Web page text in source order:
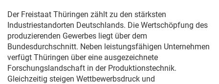
Der Freistaat Thüringen zählt zu den stärksten
Industriestandorten Deutschlands. Die Wertschöpfung des
produzierenden Gewerbes liegt über dem
Bundesdurchschnitt. Neben leistungsfähigen Unternehmen
verfügt Thüringen über eine ausgezeichnete
Forschungslandschaft in der Produktionstechnik.
Gleichzeitig steigen Wettbewerbsdruck und